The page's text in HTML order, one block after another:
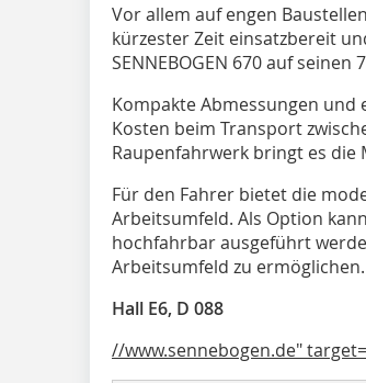
Vor allem auf engen
kürzester Zeit einsatzbereit
SENNEBOGEN 670 auf
Kompakte Abmessungen und
Kosten beim Transport
Raupenfahrwerk bringt es die
Für den Fahrer bietet die
Arbeitsumfeld. Als Option
hochfahrbar ausgeführt
Arbeitsumfeld zu ermöglichen.
Hall E6, D 088
//www.sennebogen.de"